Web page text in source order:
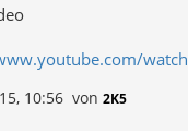
10:56 von 2K5